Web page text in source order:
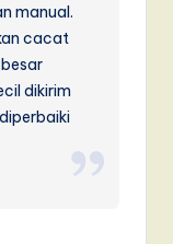
manual.
cacat
dikirim